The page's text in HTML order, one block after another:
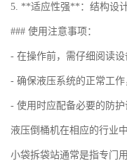
5. **适应性强**：结构设
### 使用注意事项：
- 在操作前，需仔细阅读设
- 确保液压系统的正常工作
- 使用时应配备必要的防护
液压倒桶机在相应的行业
小袋拆袋站通常是指专门